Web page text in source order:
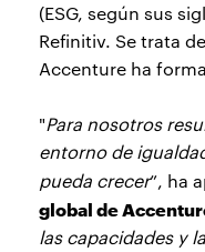
(ESG, según sus
Refinitiv. Se trata
Accenture ha
"Para nosotros
entorno de
pueda crecer”, ha
global de
las capacidades y